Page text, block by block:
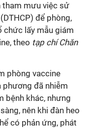
tham mưu việc sử
để phòng,
chức lấy mẫu giám
theo tạp chí Chăn
phòng vaccine
phương đã nhiễm
bệnh khác, nhưng
nên khi đàn heo
có phản ứng, phát